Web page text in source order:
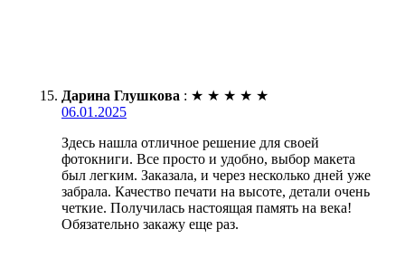
Дарина Глушкова : ★ ★ ★ ★ ★
06.01.2025
Здесь нашла отличное решение для своей
фотокниги. Все просто и удобно, выбор макета
был легким. Заказала, и через несколько дней уже
забрала. Качество печати на высоте, детали очень
четкие. Получилась настоящая память на века!
Обязательно закажу еще раз.